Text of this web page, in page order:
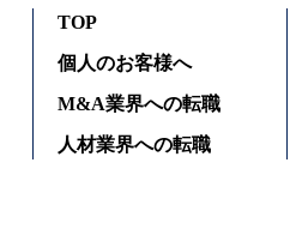
TOP
個人のお客様へ
M&A業界への転職
人材業界への転職